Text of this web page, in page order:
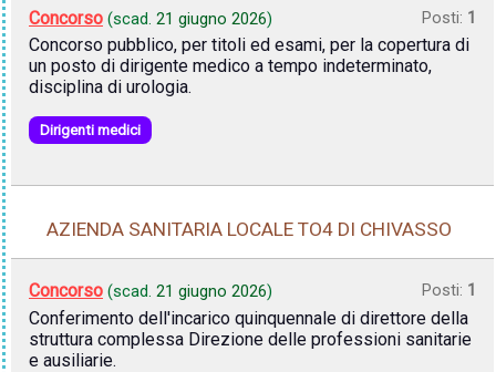
Concorso (scad. 21 giugno 2026) Posti: 1
Concorso pubblico, per titoli ed esami, per la copertura di
un posto di dirigente medico a tempo indeterminato,
disciplina di urologia.
Dirigenti medici
AZIENDA SANITARIA LOCALE TO4 DI CHIVASSO
Concorso (scad. 21 giugno 2026) Posti: 1
Conferimento dell'incarico quinquennale di direttore della
struttura complessa Direzione delle professioni sanitarie
e ausiliarie.